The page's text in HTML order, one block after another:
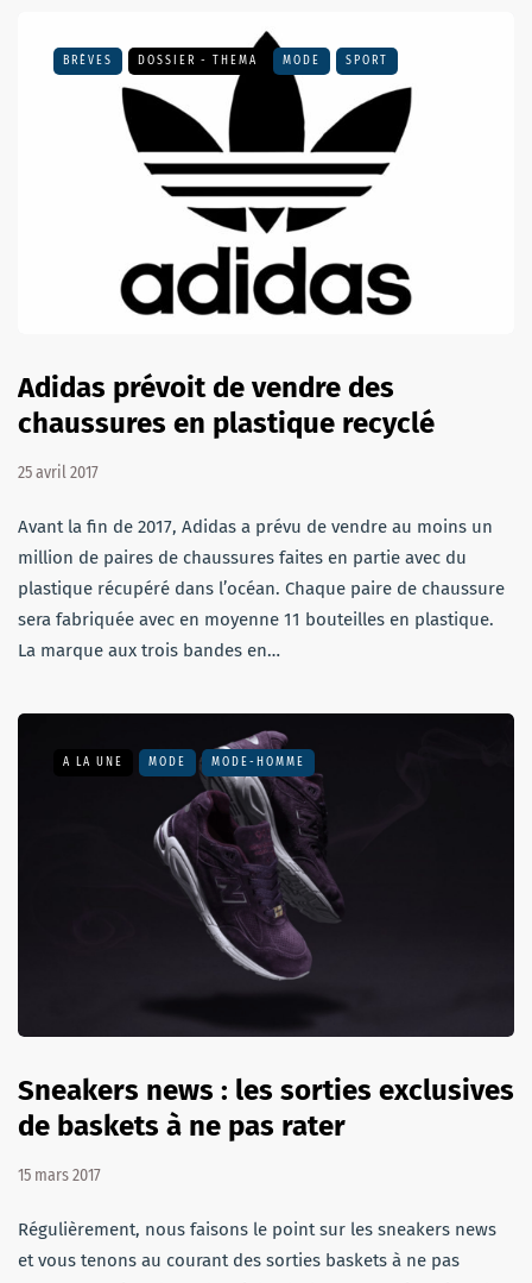
BRÈVES DOSSIER - THEMA MODE SPORT
Adidas prévoit de vendre des
chaussures en plastique recyclé
25 avril 2017
Avant la fin de 2017, Adidas a prévu de vendre au moins un
million de paires de chaussures faites en partie avec du
plastique récupéré dans l’océan. Chaque paire de chaussure
sera fabriquée avec en moyenne 11 bouteilles en plastique.
La marque aux trois bandes en…
A LA UNE MODE MODE-HOMME
Sneakers news : les sorties exclusives
de baskets à ne pas rater
15 mars 2017
Régulièrement, nous faisons le point sur les sneakers news
et vous tenons au courant des sorties baskets à ne pas